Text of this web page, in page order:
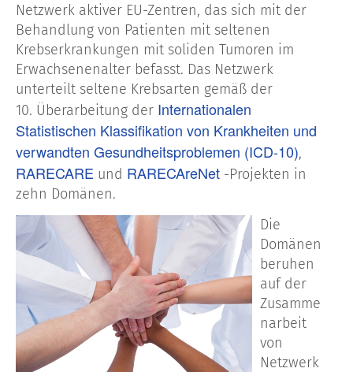
Netzwerk aktiver EU-Zentren, das sich mit der
Behandlung von Patienten mit seltenen
Krebserkrankungen mit soliden Tumoren im
Erwachsenenalter befasst. Das Netzwerk
unterteilt seltene Krebsarten gemäß der
10. Überarbeitung der Internationalen
Statistischen Klassifikation von Krankheiten und
verwandten Gesundheitsproblemen (ICD-10),
RARECARE und RARECAreNet -Projekten in
zehn Domänen.
Die
Domänen
beruhen
auf der
Zusamme
narbeit
von
Netzwerk